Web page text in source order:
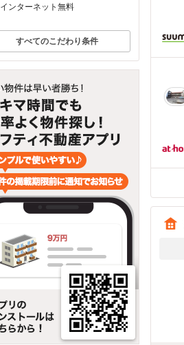
インターネット無料
すべてのこだわり条件